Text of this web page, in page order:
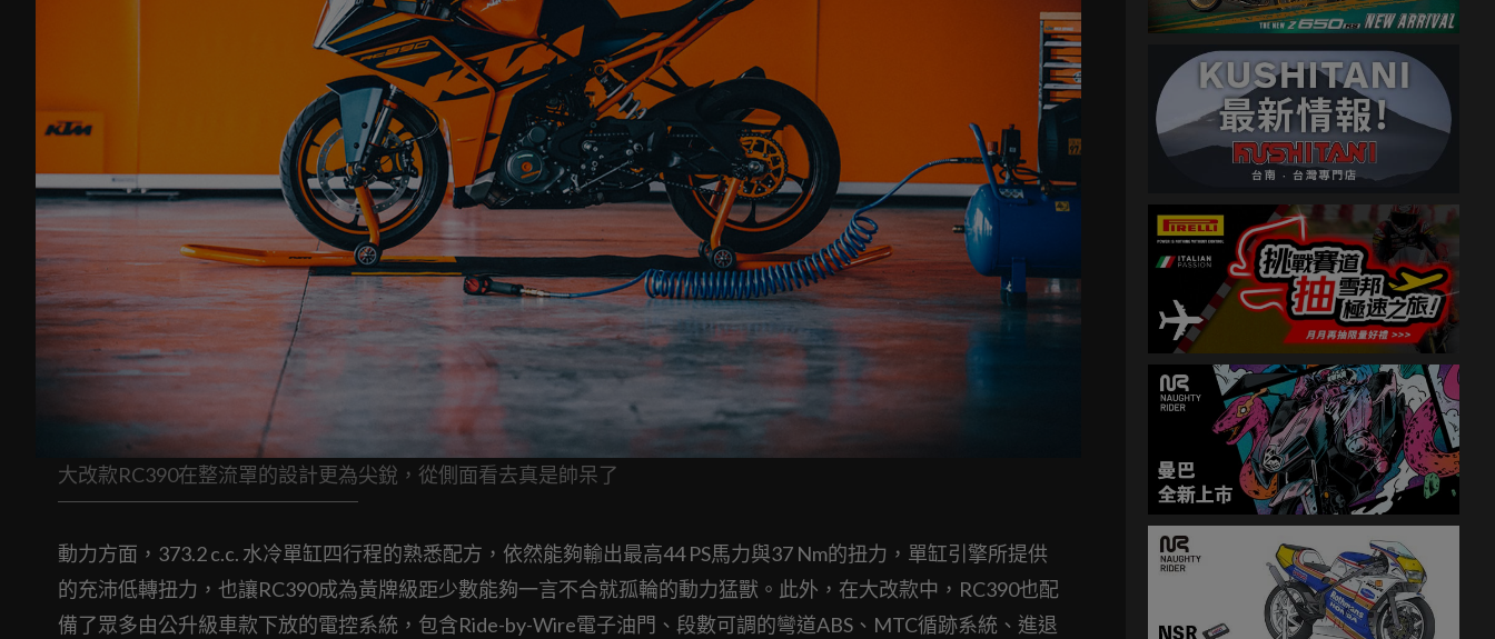
大改款RC390在整流罩的設計更為尖銳，從側面看去真是帥呆了
動力方面，373.2 c.c. 水冷單缸四行程的熟悉配方，依然能夠輸出最高44 PS馬力與37 Nm的扭力，單缸引擎所提供
的充沛低轉扭力，也讓RC390成為黃牌級距少數能夠一言不合就孤輪的動力猛獸。此外，在大改款中，RC390也配
備了眾多由公升級車款下放的電控系統，包含Ride-by-Wire電子油門、段數可調的彎道ABS、MTC循跡系統、進退